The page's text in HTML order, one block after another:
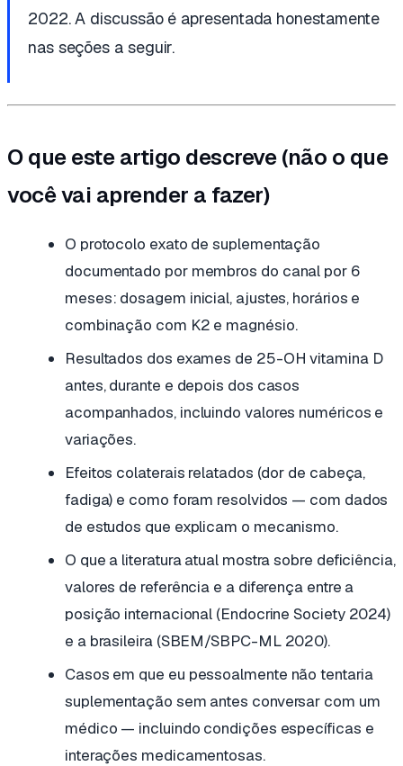
2022. A discussão é apresentada honestamente
nas seções a seguir.
O que este artigo descreve (não o que
você vai aprender a fazer)
O protocolo exato de suplementação
documentado por membros do canal por 6
meses: dosagem inicial, ajustes, horários e
combinação com K2 e magnésio.
Resultados dos exames de 25-OH vitamina D
antes, durante e depois dos casos
acompanhados, incluindo valores numéricos e
variações.
Efeitos colaterais relatados (dor de cabeça,
fadiga) e como foram resolvidos — com dados
de estudos que explicam o mecanismo.
O que a literatura atual mostra sobre deficiência,
valores de referência e a diferença entre a
posição internacional (Endocrine Society 2024)
e a brasileira (SBEM/SBPC-ML 2020).
Casos em que eu pessoalmente não tentaria
suplementação sem antes conversar com um
médico — incluindo condições específicas e
interações medicamentosas.